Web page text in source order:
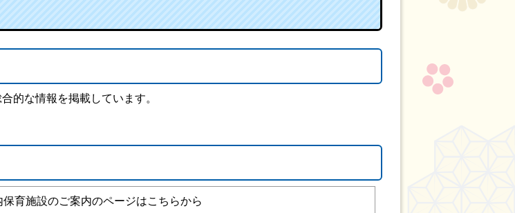
的な情報を掲載しています。
保育施設のご案内のページはこちらから